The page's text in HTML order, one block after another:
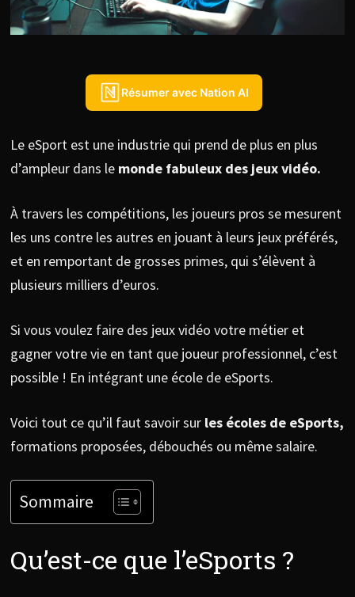
Résumer avec Nation AI
Le eSport est une industrie qui prend de plus en plus
d’ampleur dans le monde fabuleux des jeux vidéo.
À travers les compétitions, les joueurs pros se mesurent
les uns contre les autres en jouant à leurs jeux préférés,
et en remportant de grosses primes, qui s’élèvent à
plusieurs milliers d’euros.
Si vous voulez faire des jeux vidéo votre métier et
gagner votre vie en tant que joueur professionnel, c’est
possible ! En intégrant une école de eSports.
Voici tout ce qu’il faut savoir surles écoles de eSports,
formations proposées, débouchés ou même salaire.
Sommaire
Qu’est-ce que l’eSports ?